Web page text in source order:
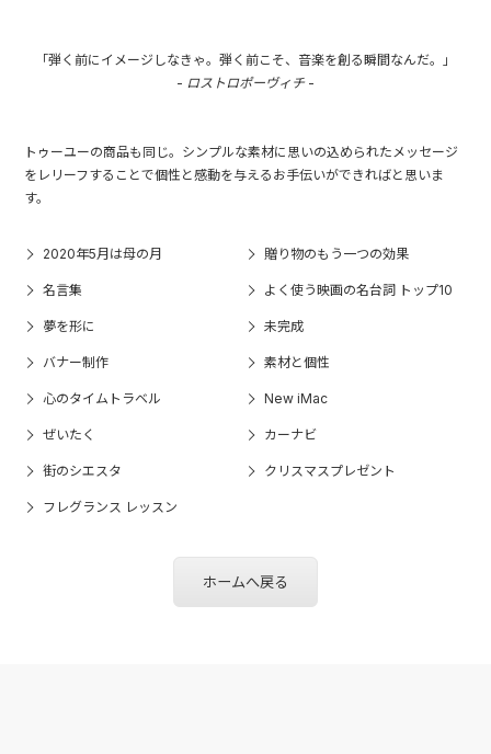
「弾く前にイメージしなきゃ。弾く前こそ、音楽を創る瞬間なんだ。」
- ロストロポーヴィチ-
トゥーユーの商品も同じ。シンプルな素材に思いの込められたメッセージ
をレリーフすることで個性と感動を与えるお手伝いができればと思いま
す。
2020年5月は母の月 贈り物のもう一つの効果
名言集 よく使う映画の名台詞 トップ10
夢を形に 未完成
バナー制作 素材と個性
心のタイムトラベル New iMac
ぜいたく カーナビ
街のシエスタ クリスマスプレゼント
フレグランス レッスン
ホームへ戻る